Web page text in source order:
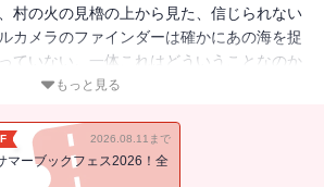
村の火の見櫓の上から見た、信じられない
メラのファインダーは確かにあの海を捉
ていない。一体これはどういうことなのか
の前に次々と起こる怪奇現象。そんな時、
もっと見る
2026.08.11まで
マーブックフェス2026！全